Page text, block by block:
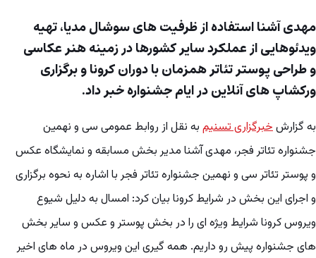
مهدی آشنا استفاده از ظرفیت های سوشال مدیا، تهیه
ویدئوهایی از عملکرد سایر کشورها در زمینه هنر عکاسی
و طراحی پوستر تئاتر همزمان با دوران کرونا و برگزاری
ورکشاپ های آنلاین در ایام جشنواره خبر داد.
به گزارشخبرگزاری تسنیم به نقل از روابط عمومی سی و نهمین
جشنواره تئاتر فجر، مهدی آشنا مدیر بخش مسابقه و نمایشگاه عکس
و پوستر تئاتر سی و نهمین جشنواره تئاتر فجر با اشاره به نحوه برگزاری
و اجرای این بخش در شرایط کرونا بیان کرد: امسال به دلیل شیوع
ویروس کرونا شرایط ویژه ای را در بخش پوستر و عکس و سایر بخش
های جشنواره پیش رو داریم. همه گیری این ویروس در ماه های اخیر